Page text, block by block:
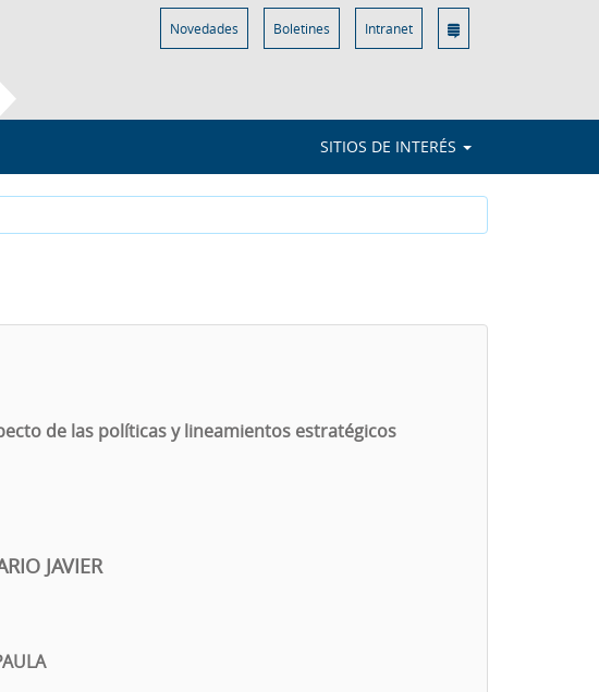
Novedades Boletines Intranet
SITIOS DE INTERÉS
de las políticas y lineamientos estratégicos
JAVIER